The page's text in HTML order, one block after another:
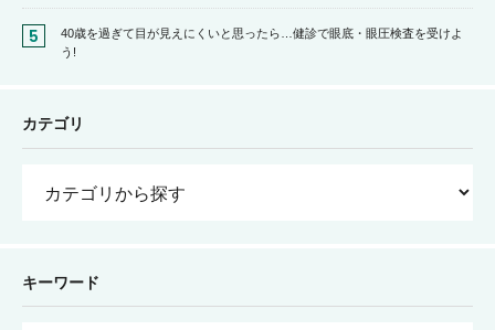
40歳を過ぎて目が見えにくいと思ったら…健診で眼底・眼圧検査を受けよ
う!
カテゴリ
キーワード